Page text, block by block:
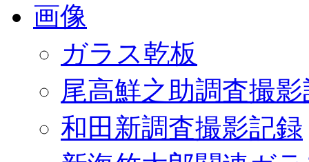
画像
ガラス乾板
尾高鮮之助調査撮
和田新調査撮影記録